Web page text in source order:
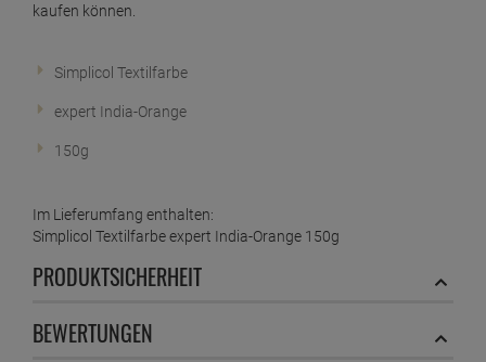
kaufen können.
Simplicol Textilfarbe
expert India-Orange
150g
Im Lieferumfang enthalten:
Simplicol Textilfarbe expert India-Orange 150g
PRODUKTSICHERHEIT
BEWERTUNGEN